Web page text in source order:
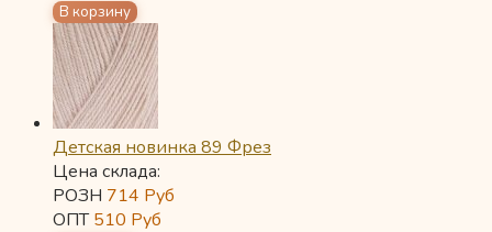
Детская новинка 89 Фрез
Цена склада:
РОЗН 714 Руб
ОПТ510 Руб